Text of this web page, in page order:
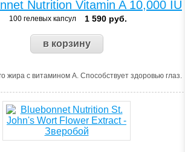
Nutrition Vitamin A 10,000 IU
100 гелевых капсул 1 590 руб.
жира с витамином А. Способствует здоровью глаз.